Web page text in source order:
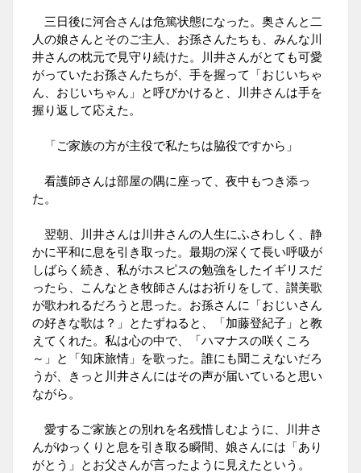
三日後に河合さんは危篤状態になった。奥さんと二
人の娘さんとそのご主人、お孫さんたちも、みんな川
井さんの枕元で見守り続けた。川井さんがとても可愛
がっていたお孫さんたちが、手を握って「おじいちゃ
ん、おじいちゃん」と呼びかけると、川井さんは手を
握り返して応えた。
「ご家族の方が主役で私たちは脇役ですから」
看護師さんは部屋の隅に座って、夜中もつき添っ
た。
翌朝、川井さんは川井さんの人生にふさわしく、静
かに平和に息を引き取った。最期の深くて長い呼吸が
しばらく続き、私がホスピスの勉強をしたイギリスだ
ったら、こんなとき牧師さんはお祈りをして、讃美歌
が歌われるだろうと思った。お孫さんに「おじいさん
の好きな歌は？」とたずねると、「加藤登紀子」と教
えてくれた。私は心の中で、「ハマナスの咲くころ
～」と「知床旅情」を歌った。誰にも聞こえないだろ
うが、きっと川井さんにはその声が届いていると思い
ながら。
愛するご家族との別れを名残惜しむように、川井さ
んがゆっくりと息を引き取る瞬間、娘さんには「あり
がとう」とお父さんが言ったように見えたという。